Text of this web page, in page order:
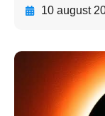
10 august